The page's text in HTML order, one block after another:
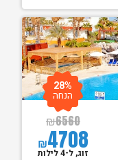
₪6560
₪4708
28%
הנחה
זוג, ל-4 לילות